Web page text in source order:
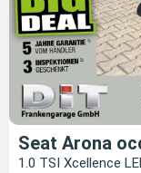
Seat Arona
1.0 TSI Xcellence